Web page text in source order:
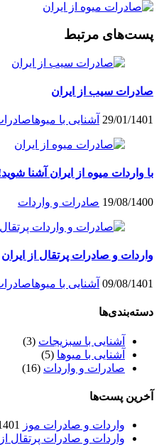
پست‌های مرتبط
صادرات سیب از ایران
29/01/1401 آشنایی با میو‌ها
با واردات میوه از ایران آشنا
19/08/1400 صادرات و واردات
واردات و صادرات پرتقال از ایران
09/08/1401 آشنایی با میو‌ها
دسته‌بندی‌ها
آشنایی با سبزیجات (3)
آشنایی با میو‌ها (5)
صادرات و واردات (16)
آخرین پست‌ها
واردات و صادرات موز
واردات و صادرات پرتقال از